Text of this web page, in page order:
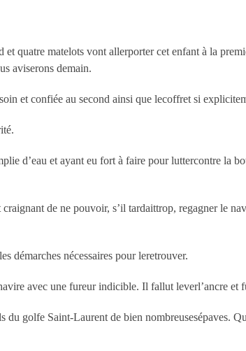
quatre matelots vont allerporter cet enfant à la
aviserons demain.
et confiée au second ainsi que lecoffret si
d’eau et ayant eu fort à faire pour luttercontre la
de ne pouvoir, s’il tardaittrop, regagner le
démarches nécessaires pour leretrouver.
avec une fureur indicible. Il fallut leverl’ancre et
du golfe Saint-Laurent de bien nombreusesépaves.